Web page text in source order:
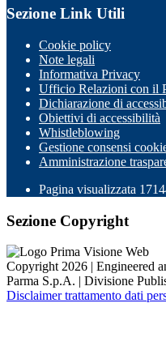
Sezione Link Utili
Cookie policy
Note legali
Informativa Privacy
Ufficio Relazioni con il
Dichiarazione di
Obiettivi di accessibilità
Whistleblowing
Gestione consensi
Amministrazione
Pagina visualizzata
Sezione Copyright
Copyright 2026 | Engineered
Parma S.p.A. | Divisione
Disclaimer trattamento dati